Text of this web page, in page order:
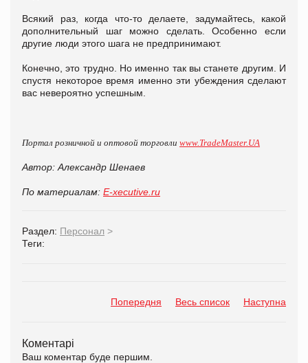
Всякий раз, когда что-то делаете, задумайтесь, какой
дополнительный шаг можно сделать. Особенно если
другие люди этого шага не предпринимают.
Конечно, это трудно. Но именно так вы станете другим. И
спустя некоторое время именно эти убеждения сделают
вас невероятно успешным.
Портал розничной и оптовой торговли www.TradeMaster.UA
Автор: Александр Шенаев
По материалам: E-xecutive.ru
Раздел: Персонал >
Теги:
Попередня Весь список Наступна
Коментарі
Ваш коментар буде першим.